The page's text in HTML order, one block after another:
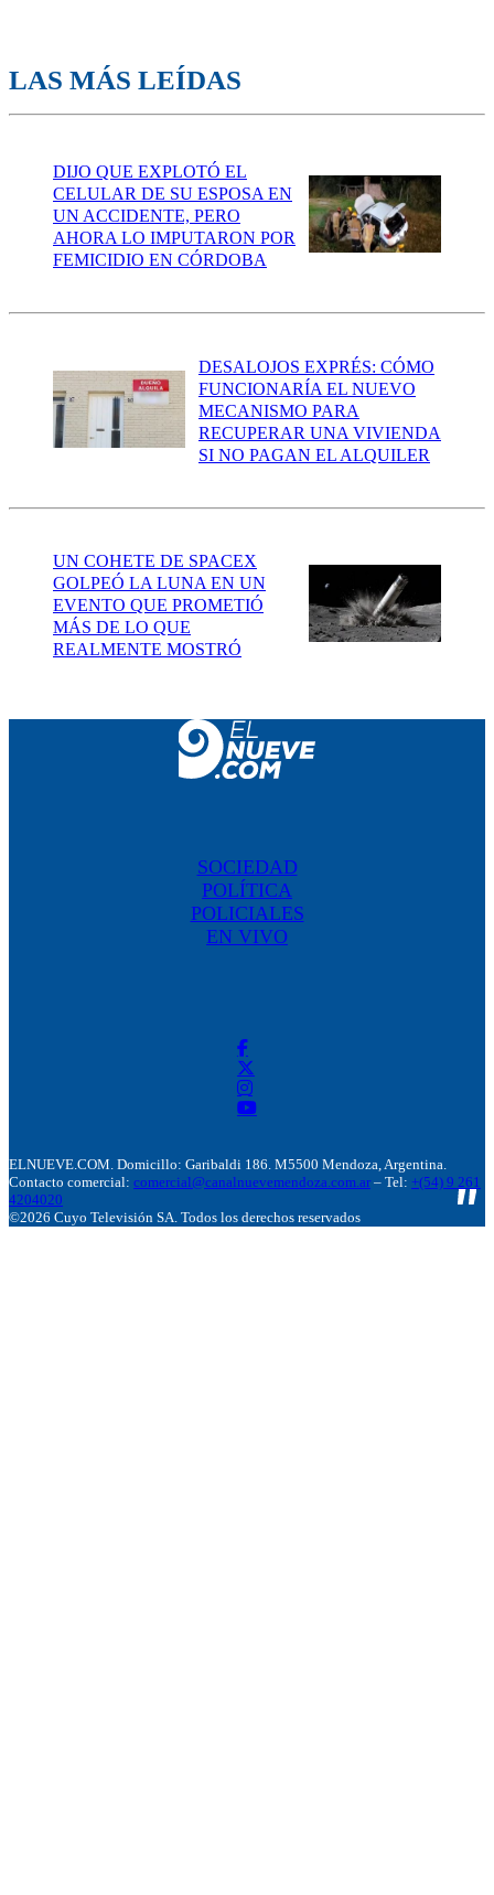
LAS MÁS LEÍDAS
DIJO QUE EXPLOTÓ EL
CELULAR DE SU ESPOSA EN
UN ACCIDENTE, PERO
AHORA LO IMPUTARON POR
FEMICIDIO EN CÓRDOBA
DESALOJOS EXPRÉS: CÓMO
FUNCIONARÍA EL NUEVO
MECANISMO PARA
RECUPERAR UNA VIVIENDA
SI NO PAGAN EL ALQUILER
UN COHETE DE SPACEX
GOLPEÓ LA LUNA EN UN
EVENTO QUE PROMETIÓ
MÁS DE LO QUE
REALMENTE MOSTRÓ
SOCIEDAD
POLÍTICA
POLICIALES
EN VIVO
ELNUEVE.COM. Domicillo: Garibaldi 186. M5500 Mendoza, Argentina.
Contacto comercial: comercial@canalnuevemendoza.com.ar – Tel: +(54) 9 261
4204020
©2026 Cuyo Televisión SA. Todos los derechos reservados